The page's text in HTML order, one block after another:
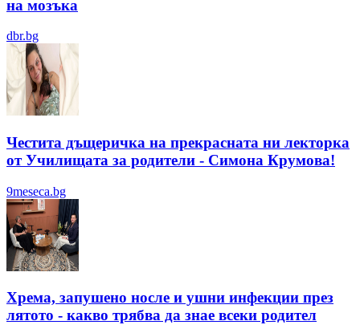
на мозъка
dbr.bg
Честита дъщеричка на прекрасната ни лекторка
от Училищата за родители - Симона Крумова!
9meseca.bg
Хрема, запушено носле и ушни инфекции през
лятотo - какво трябва да знае всеки родител